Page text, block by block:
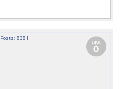
Posts: 8381